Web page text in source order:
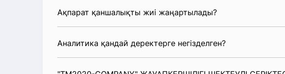
Ақпарат қаншалықты жиі жаңартылады?
Аналитика қандай деректерге негізделген?